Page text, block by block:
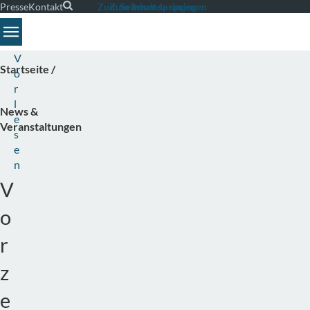
Zum Inhalt springen
Zum Seitenende springen
PresseKontakt
Toggle navigation
Startseite
News &
Veranstaltungen
V
o
r
l
e
s
e
n
V
o
r
z
e